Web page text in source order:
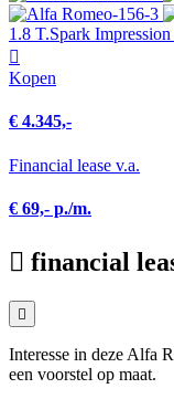
1.8 T.Spark
Kopen
€ 4.345,-
Financial lease v.a.
€ 69,- p./m.
financial
Interesse in deze Alfa
een voorstel op maat.